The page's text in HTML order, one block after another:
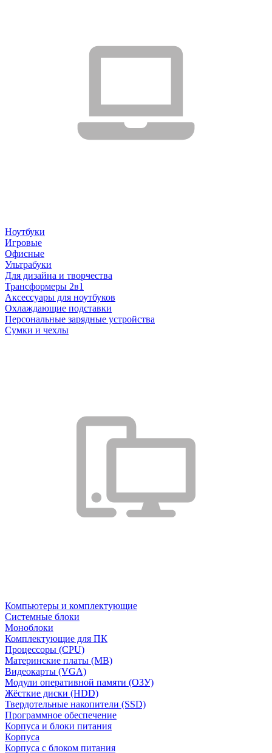
Ноутбуки
Игровые
Офисные
Ультрабуки
Для дизайна и творчества
Трансформеры 2в1
Аксессуары для ноутбуков
Охлаждающие подставки
Персональные зарядные устройства
Сумки и чехлы
Компьютеры и комплектующие
Системные блоки
Моноблоки
Комплектующие для ПК
Процессоры (CPU)
Материнские платы (MB)
Видеокарты (VGA)
Модули оперативной памяти (ОЗУ)
Жёсткие диски (HDD)
Твердотельные накопители (SSD)
Программное обеспечение
Корпуса и блоки питания
Корпуса
Корпуса с блоком питания